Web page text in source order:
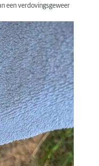
een verdovingsgeweer